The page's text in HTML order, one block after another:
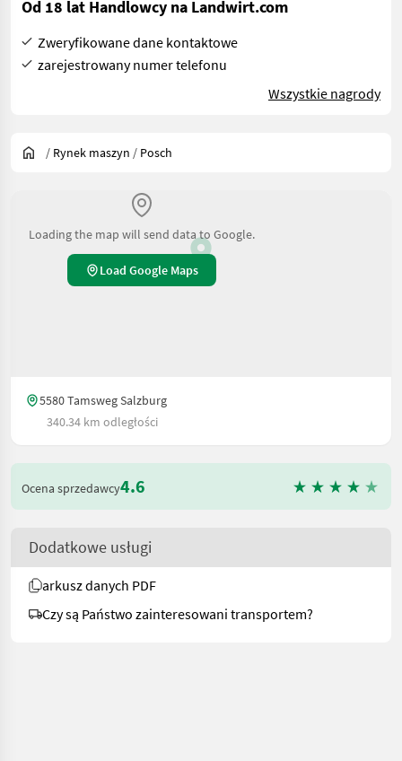
Od 18 lat Handlowcy na Landwirt.com
Zweryfikowane dane kontaktowe
zarejestrowany numer telefonu
Wszystkie nagrody
/ Rynek maszyn / Posch
Loading the map will send data to Google.
Load Google Maps
5580 Tamsweg Salzburg
340.34 km odległości
Ocena sprzedawcy4.6
Dodatkowe usługi
arkusz danych PDF
Czy są Państwo zainteresowani transportem?